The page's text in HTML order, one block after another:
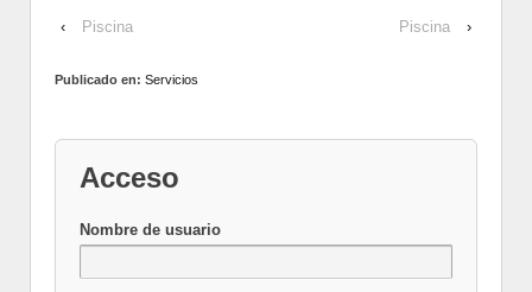
‹ Piscina Piscina ›
Publicado en: Servicios
Acceso
Nombre de usuario